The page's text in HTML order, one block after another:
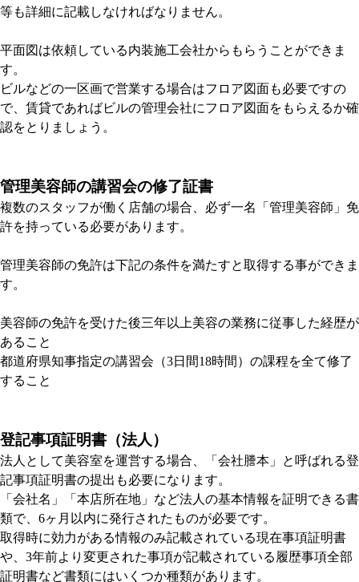
等も詳細に記載しなければなりません。
平面図は依頼している内装施工会社からもらうことができま
す。
ビルなどの一区画で営業する場合はフロア図面も必要ですの
で、賃貸であればビルの管理会社にフロア図面をもらえるか確
認をとりましょう。
管理美容師の講習会の修了証書
複数のスタッフが働く店舗の場合、必ず一名「管理美容師」免
許を持っている必要があります。
管理美容師の免許は下記の条件を満たすと取得する事ができま
す。
美容師の免許を受けた後三年以上美容の業務に従事した経歴が
あること
都道府県知事指定の講習会（3日間18時間）の課程を全て修了
すること
登記事項証明書（法人）
法人として美容室を運営する場合、「会社謄本」と呼ばれる登
記事項証明書の提出も必要になります。
「会社名」「本店所在地」など法人の基本情報を証明できる書
類で、6ヶ月以内に発行されたものが必要です。
取得時に効力がある情報のみ記載されている現在事項証明書
や、3年前より変更された事項が記載されている履歴事項全部
証明書など書類にはいくつか種類があります。